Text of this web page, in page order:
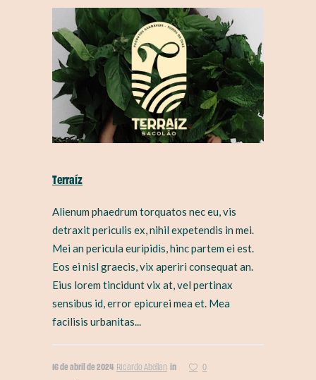
Terraíz
Alienum phaedrum torquatos nec eu, vis
detraxit periculis ex, nihil expetendis in mei.
Mei an pericula euripidis, hinc partem ei est.
Eos ei nisl graecis, vix aperiri consequat an.
Eius lorem tincidunt vix at, vel pertinax
sensibus id, error epicurei mea et. Mea
facilisis urbanitas...
16 de abril de 2024 Ricardo Abellan in
0